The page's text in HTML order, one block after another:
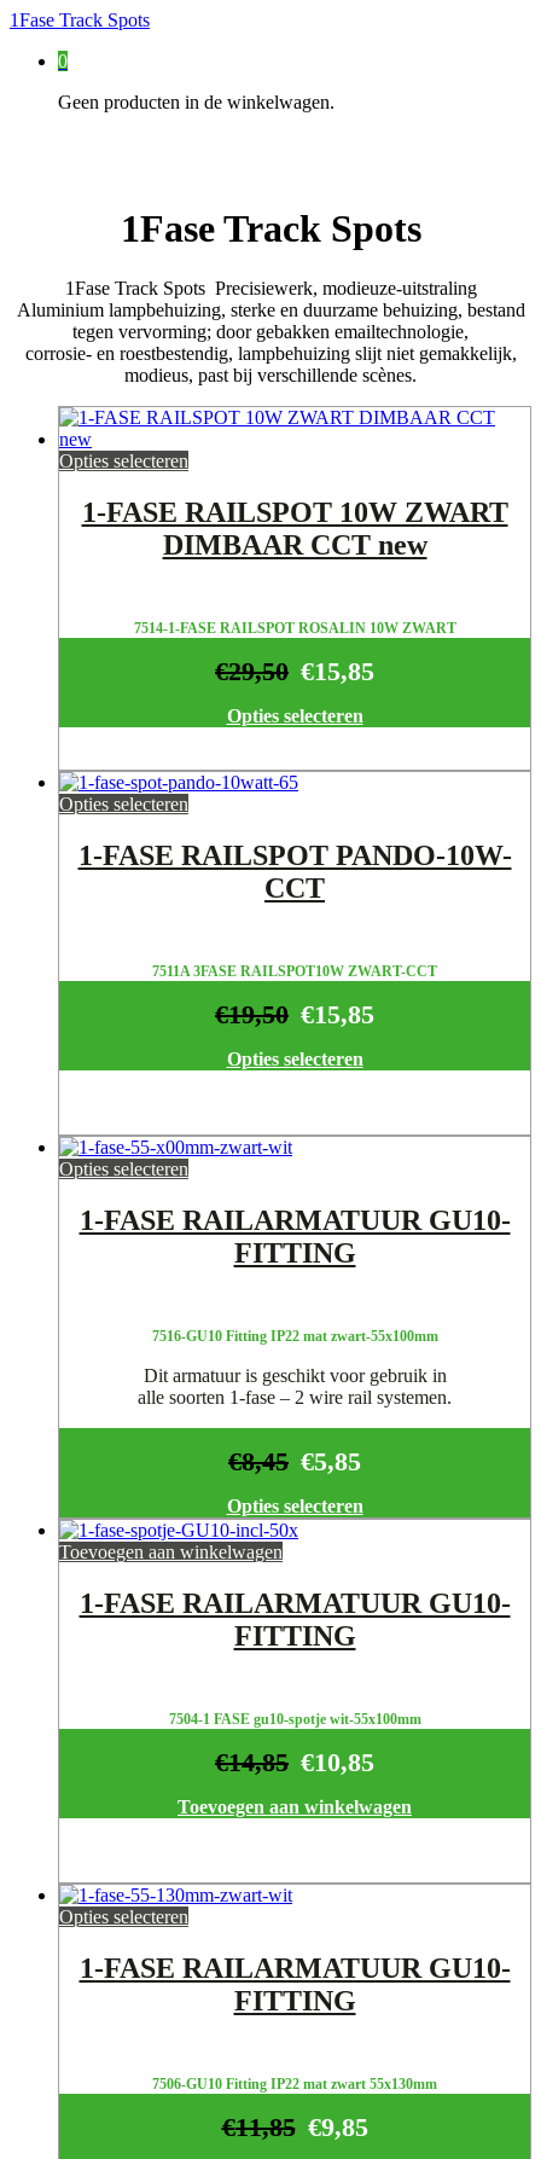
1Fase Track Spots
0
Geen producten in de winkelwagen.
1Fase Track Spots
1Fase Track Spots Precisiewerk, modieuze-uitstraling
Aluminium lampbehuizing, sterke en duurzame behuizing, bestand
tegen vervorming; door gebakken emailtechnologie,
corrosie- en roestbestendig, lampbehuizing slijt niet gemakkelijk,
modieus, past bij verschillende scènes.
Opties selecteren
1-FASE RAILSPOT 10W ZWART
DIMBAAR CCT new
7514-1-FASE RAILSPOT ROSALIN 10W ZWART
€15,85
€29,50
Opties selecteren
Opties selecteren
1-FASE RAILSPOT PANDO-10W-
CCT
7511A 3FASE RAILSPOT10W ZWART-CCT
€15,85
€19,50
Opties selecteren
Opties selecteren
1-FASE RAILARMATUUR GU10-
FITTING
7516-GU10 Fitting IP22 mat zwart-55x100mm
Dit armatuur is geschikt voor gebruik in
alle soorten 1-fase – 2 wire rail systemen.
€5,85
€8,45
Opties selecteren
Toevoegen aan winkelwagen
1-FASE RAILARMATUUR GU10-
FITTING
7504-1 FASE gu10-spotje wit-55x100mm
€10,85
€14,85
Toevoegen aan winkelwagen
Opties selecteren
1-FASE RAILARMATUUR GU10-
FITTING
7506-GU10 Fitting IP22 mat zwart 55x130mm
€9,85
€11,85